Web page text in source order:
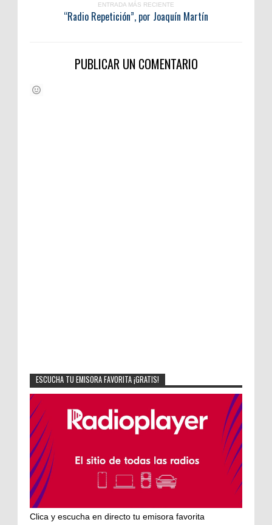
ENTRADA MÁS RECIENTE
“Radio Repetición”, por Joaquín Martín
PUBLICAR UN COMENTARIO
ESCUCHA TU EMISORA FAVORITA ¡GRATIS!
Clica y escucha en directo tu emisora favorita